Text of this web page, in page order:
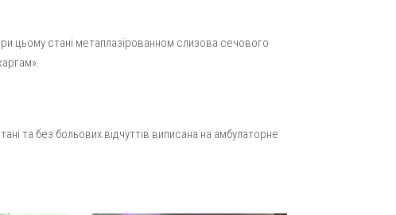
цьому стані метаплазірованном слизова сечового
та без больових відчуттів виписана на амбулаторне